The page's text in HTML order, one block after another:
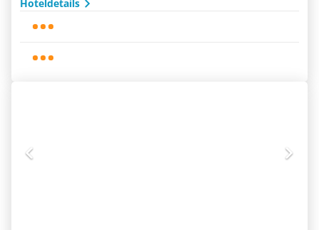
Hoteldetails